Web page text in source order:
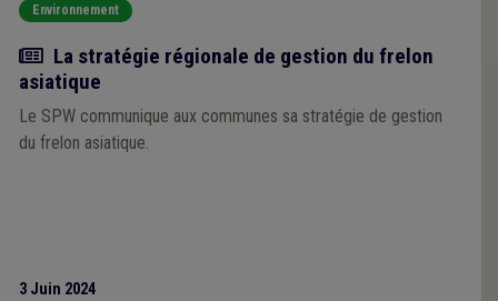
Environnement
Actualité
La stratégie régionale de gestion du frelon
asiatique
Le SPW communique aux communes sa stratégie de gestion
du frelon asiatique.
3 Juin 2024